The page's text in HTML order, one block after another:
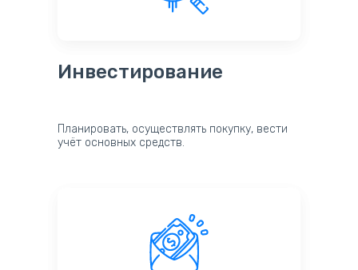
Инвестирование
Планировать, осуществлять покупку, вести
учёт основных средств.